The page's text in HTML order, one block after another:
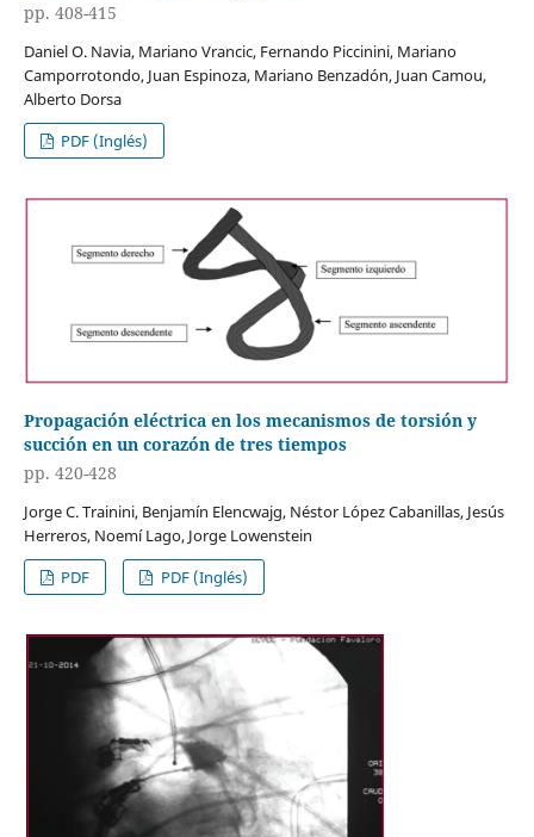
pp. 408-415
Daniel O. Navia, Mariano Vrancic, Fernando Piccinini, Mariano
Camporrotondo, Juan Espinoza, Mariano Benzadón, Juan Camou,
Alberto Dorsa
PDF (Inglés)
Propagación eléctrica en los mecanismos de torsión y
succión en un corazón de tres tiempos
pp. 420-428
Jorge C. Trainini, Benjamín Elencwajg, Néstor López Cabanillas, Jesús
Herreros, Noemí Lago, Jorge Lowenstein
PDF
PDF (Inglés)